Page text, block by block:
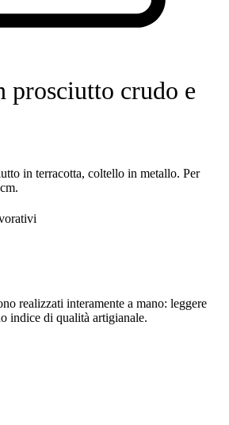
prosciutto crudo e
in terracotta, coltello in metallo. Per
realizzati interamente a mano: leggere
indice di qualità artigianale.